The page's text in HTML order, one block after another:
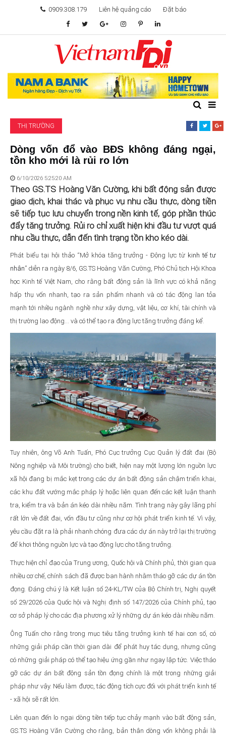
0909.308.179 Liên hệ quảng cáo Đặt báo
TÂM ĐIỂM ĐẦU TƯ
TÀI CHÍNH
KHỞI NGHIỆP
GIẢI TRÍ & CÔNG NGHỆ
THỊ TRƯỜNG
Dòng vốn đổ vào BĐS không đáng ngại,
tồn kho mới là rủi ro lớn
6/10/2026 5:25:20 AM
Theo GS.TS Hoàng Văn Cường, khi bất động sản được
giao dịch, khai thác và phục vụ nhu cầu thực, dòng tiền
sẽ tiếp tục lưu chuyển trong nền kinh tế, góp phần thúc
đẩy tăng trưởng. Rủi ro chỉ xuất hiện khi đầu tư vượt quá
nhu cầu thực, dẫn đến tình trạng tồn kho kéo dài.
Phát biểu tại hội thảo “Mở khóa tăng trưởng - Động lực từ kinh tế tư
nhân” diễn ra ngày 8/6, GS.TS Hoàng Văn Cường, Phó Chủ tịch Hội Khoa
học Kinh tế Việt Nam, cho rằng bất động sản là lĩnh vực có khả năng
hấp thụ vốn nhanh, tạo ra sản phẩm nhanh và có tác động lan tỏa
mạnh tới nhiều ngành nghề như xây dựng, vật liệu, cơ khí, tài chính và
thị trường lao động... và có thể tạo ra động lực tăng trưởng đáng kể.
Tuy nhiên, ông Võ Anh Tuấn, Phó Cục trưởng Cục Quản lý đất đai (Bộ
Nông nghiệp và Môi trường) cho biết, hiện nay một lượng lớn nguồn lực
xã hội đang bị mắc kẹt trong các dự án bất động sản chậm triển khai,
các khu đất vướng mắc pháp lý hoặc liên quan đến các kết luận thanh
tra, kiểm tra và bản án kéo dài nhiều năm. Tình trạng này gây lãng phí
rất lớn về đất đai, vốn đầu tư cũng như cơ hội phát triển kinh tế. Vì vậy,
yêu cầu đặt ra là phải nhanh chóng đưa các dự án này trở lại thị trường
để khơi thông nguồn lực và tạo động lực cho tăng trưởng.
Thực hiện chỉ đạo của Trung ương, Quốc hội và Chính phủ, thời gian qua
nhiều cơ chế, chính sách đã được ban hành nhằm tháo gỡ các dự án tồn
đọng. Đáng chú ý là Kết luận số 24-KL/TW của Bộ Chính trị, Nghị quyết
số 29/2026 của Quốc hội và Nghị định số 147/2026 của Chính phủ, tạo
cơ sở pháp lý cho các địa phương xử lý những dự án kéo dài nhiều năm.
Ông Tuấn cho rằng trong mục tiêu tăng trưởng kinh tế hai con số, có
những giải pháp cần thời gian dài để phát huy tác dụng, nhưng cũng
có những giải pháp có thể tạo hiệu ứng gần như ngay lập tức. Việc tháo
gỡ các dự án bất động sản tồn đọng chính là một trong những giải
pháp như vậy. Nếu làm được, tác động tích cực đối với phát triển kinh tế
- xã hội sẽ rất lớn.
Liên quan đến lo ngại dòng tiền tiếp tục chảy mạnh vào bất động sản,
GS.TS Hoàng Văn Cường cho rằng, bản thân dòng vốn không phải là